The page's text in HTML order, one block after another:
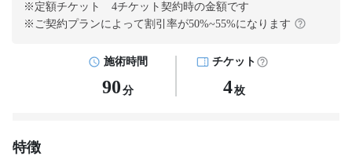
※定額チケット 4チケット契約時の金額です
※ご契約プランによって割引率が50%~55%になります
施術時間
90 分
チケット
4枚
特徴